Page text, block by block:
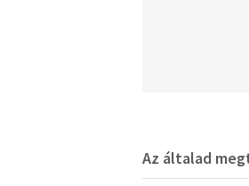
Az általad